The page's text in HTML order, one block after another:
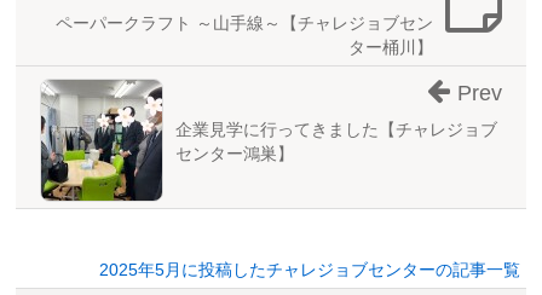
ペーパークラフト ～山手線～【チャレジョブセン
ター桶川】
企業見学に行ってきました【チャレジョブ
センター鴻巣】
Prev
2025年5月に投稿したチャレジョブセンターの記事一覧